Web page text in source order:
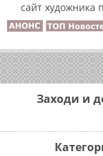
сайт художника
Заходи и